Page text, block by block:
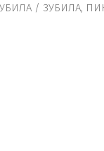
/ ЗУБИЛА,